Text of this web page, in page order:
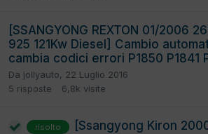
[SSANGYONG REXTON 01/2006
925 121Kw Diesel] Cambio
cambia codici errori P1850 P1841
Da jollyauto, 22 Luglio 2016
5 risposte 6,8k visite
risolto
[Ssangyong Kiron